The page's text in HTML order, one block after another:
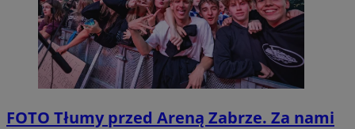
FOTO Tłumy przed Areną Zabrze. Za nami